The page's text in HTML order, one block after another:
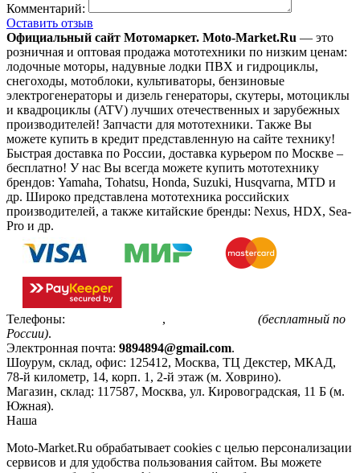
Комментарий:
Оставить отзыв
Официальный сайт Мотомаркет. Moto-Market.Ru — это
розничная и оптовая продажа мототехники по низким ценам:
лодочные моторы, надувные лодки ПВХ и гидроциклы,
снегоходы, мотоблоки, культиваторы, бензиновые
электрогенераторы и дизель генераторы, скутеры, мотоциклы
и квадроциклы (ATV) лучших отечественных и зарубежных
производителей! Запчасти для мототехники. Также Вы
можете купить в кредит представленную на сайте технику!
Быстрая доставка по России, доставка курьером по Москве –
бесплатно! У нас Вы всегда можете купить мототехнику
брендов: Yamaha, Tohatsu, Honda, Suzuki, Husqvarna, MTD и
др. Широко представлена мототехника российских
производителей, а также китайские бренды: Nexus, HDX, Sea-
Pro и др.
Телефоны: ,
(бесплатный по
России).
Электронная почта: 9894894@gmail.com.
Шоурум, склад, офис: 125412, Москва, ТЦ Декстер, МКАД,
78-й километр, 14, корп. 1, 2-й этаж (м. Ховрино).
Магазин, склад: 117587, Москва, ул. Кировоградская, 11 Б (м.
Южная).
Наша
Moto-Market.Ru обрабатывает сookies с целью персонализации
сервисов и для удобства пользования сайтом. Вы можете